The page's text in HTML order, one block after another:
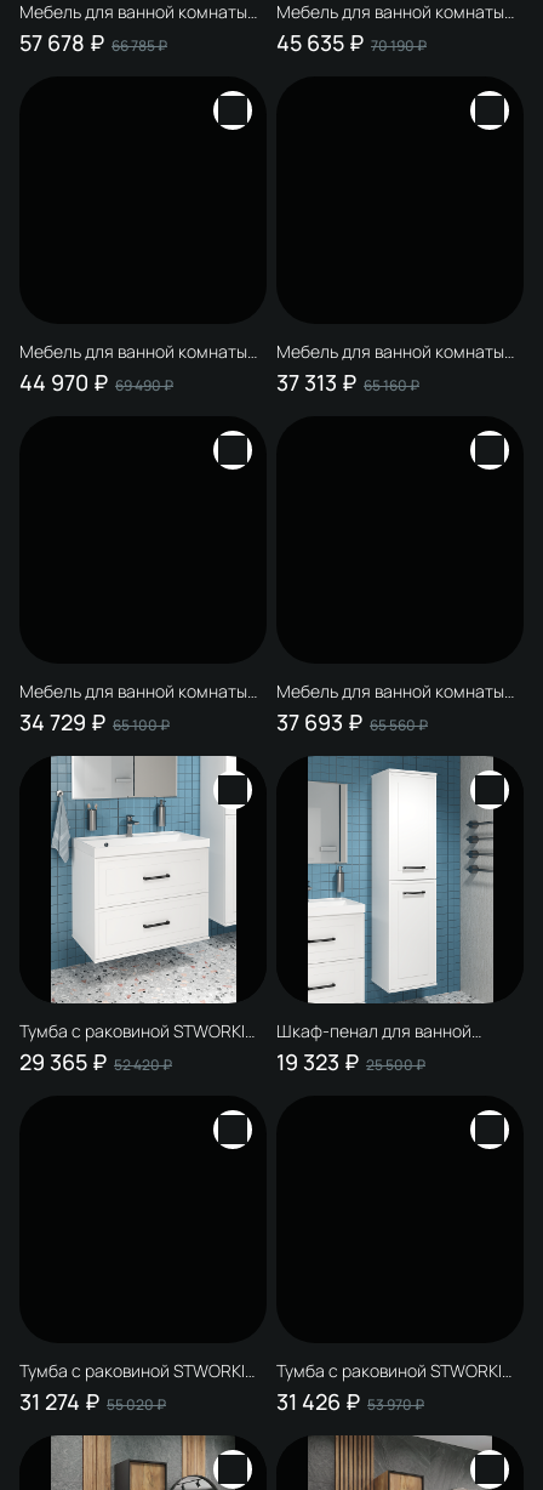
Мебель для ванной комнаты
STWORKI Эстерсунд 90 белая
матовая, монте тиберио
57 678 ₽ 66 785 ₽
Мебель для ванной комнаты
STWORKI Эстерсунд 75 белая
матовая, роверелла с
45 635 ₽ 70 190 ₽
Мебель для ванной комнаты
STWORKI Эстерсунд 75 белая
матовая, простоун беж с
44 970 ₽ 69 490 ₽
Мебель для ванной комнаты
STWORKI Эстерсунд 60 белая
матовая, простоун беж с
37 313 ₽ 65 160 ₽
Мебель для ванной комнаты
STWORKI Эстерсунд 60 белая
матовая, простоун беж
34 729 ₽ 65 100 ₽
Мебель для ванной комнаты
STWORKI Эстерсунд 60 белая
матовая, монте тиберио
37 693 ₽ 65 560 ₽
Тумба с раковиной STWORKI
Хадстен 80 подвесная, белая
29 365 ₽ 52 420 ₽
Шкаф-пенал для ванной
STWORKI Хадстен 40
подвесной, белый, фурнитура
19 323 ₽ 25 500 ₽
Тумба с раковиной STWORKI
Эстерсунд 60 белая матовая,
роверелла с отверстием под
смеситель в столешнице
31 274 ₽ 55 020 ₽
Тумба с раковиной STWORKI
Эстерсунд 60 белая матовая,
простоун беж с отверстием
под смеситель в столешнице
31 426 ₽ 53 970 ₽